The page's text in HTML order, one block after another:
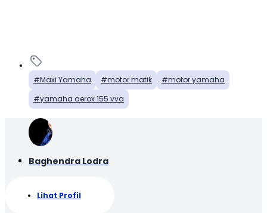
Maxi Yamaha motor matik
motor yamaha
yamaha aerox 155 vva
Baghendra Lodra
Lihat Profil